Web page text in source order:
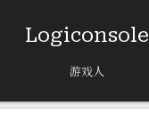
Logiconsole
游戏人